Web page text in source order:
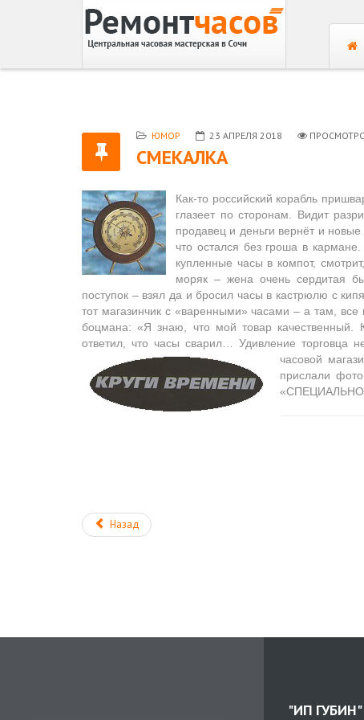
ЮМОР 23 АПРЕЛЯ 2018
СМЕКАЛКА
Как-то российский корабль
глазеет по сторонам. Видит
продавец и деньги вернёт и
что остался без гроша в
купленные часы в компот,
моряк – жена очень сердитая
поступок – взял да и бросил часы в кастрюлю с
тот магазинчик с «варенными» часами – а там,
боцмана: «Я знаю, что мой товар качественный.
ответил, что часы сварил… Удивление торговца
часовой
прислали
Назад
"ИП ГУБИН"